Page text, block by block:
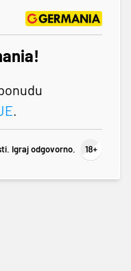
.
Igraj odgovorno.